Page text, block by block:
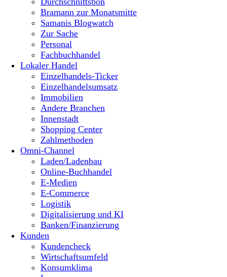
Bramann zur Monatsmitte
Samanis Blogwatch
Zur Sache
Personal
Fachbuchhandel
Lokaler Handel
Einzelhandels-Ticker
Einzelhandelsumsatz
Immobilien
Andere Branchen
Innenstadt
Shopping Center
Zahlmethoden
Omni-Channel
Laden/Ladenbau
Online-Buchhandel
E-Medien
E-Commerce
Logistik
Digitalisierung und KI
Banken/Finanzierung
Kunden
Kundencheck
Wirtschaftsumfeld
Konsumklima